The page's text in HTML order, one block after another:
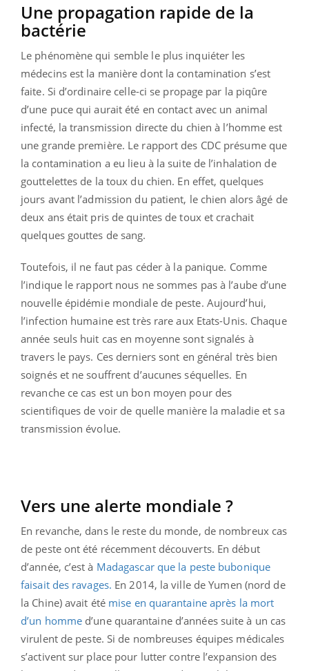
Une propagation rapide de la
bactérie
Le phénomène qui semble le plus inquiéter les
médecins est la manière dont la contamination s’est
faite. Si d’ordinaire celle-ci se propage par la piqûre
d’une puce qui aurait été en contact avec un animal
infecté, la transmission directe du chien à l’homme est
une grande première. Le rapport des CDC présume que
la contamination a eu lieu à la suite de l’inhalation de
gouttelettes de la toux du chien. En effet, quelques
jours avant l’admission du patient, le chien alors âgé de
deux ans était pris de quintes de toux et crachait
quelques gouttes de sang.
Toutefois, il ne faut pas céder à la panique. Comme
l’indique le rapport nous ne sommes pas à l’aube d’une
nouvelle épidémie mondiale de peste. Aujourd’hui,
l’infection humaine est très rare aux Etats-Unis. Chaque
année seuls huit cas en moyenne sont signalés à
travers le pays. Ces derniers sont en général très bien
soignés et ne souffrent d’aucunes séquelles. En
revanche ce cas est un bon moyen pour des
scientifiques de voir de quelle manière la maladie et sa
transmission évolue.
Vers une alerte mondiale ?
En revanche, dans le reste du monde, de nombreux cas
de peste ont été récemment découverts. En début
d’année, c’est à Madagascar que la peste bubonique
faisait des ravages. En 2014, la ville de Yumen (nord de
la Chine) avait été mise en quarantaine après la mort
d’un homme d’une quarantaine d’années suite à un cas
virulent de peste. Si de nombreuses équipes médicales
s’activent sur place pour lutter contre l’expansion des